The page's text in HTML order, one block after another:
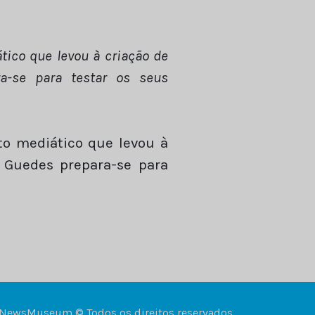
que levou à criação de
se para testar os seus
mediático que levou à
prepara-se para
© Todos os direitos reservados.